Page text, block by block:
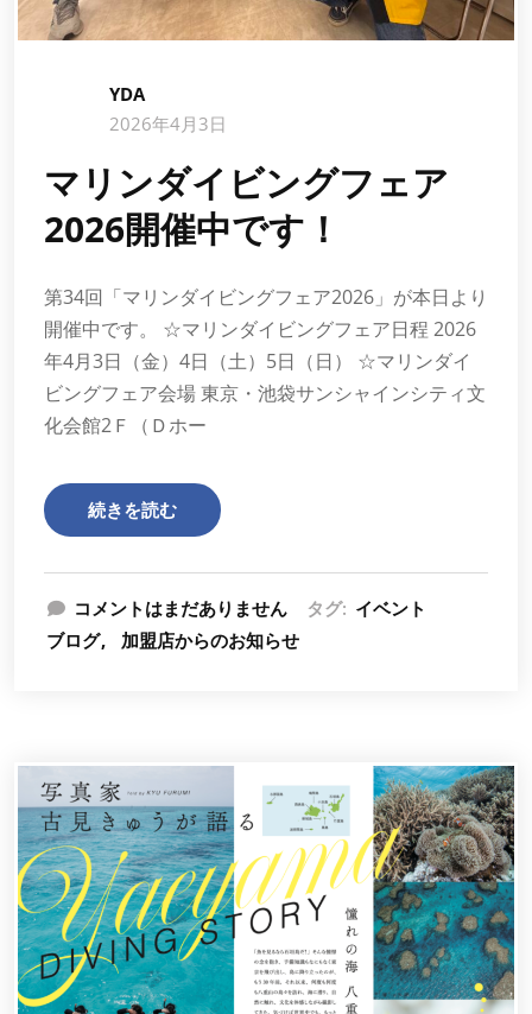
YDA
2026年4月3日
マリンダイビングフェア
2026開催中です！
第34回「マリンダイビングフェア2026」が本日より
開催中です。 ☆マリンダイビングフェア日程 2026
年4月3日（金）4日（土）5日（日） ☆マリンダイ
ビングフェア会場 東京・池袋サンシャインシティ文
化会館2Ｆ（Ｄホー
続きを読む
コメントはまだありません タグ: イベント
ブログ
加盟店からのお知らせ